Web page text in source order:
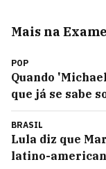
Mais na Exame
POP
Quando
que já se sabe
BRASIL
Lula diz que
latino-